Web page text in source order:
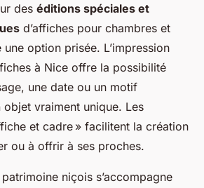
des éditions spéciales et
d’affiches pour chambres et
option prisée. L’impression
à Nice offre la possibilité
une date ou un motif
vraiment unique. Les
et cadre » facilitent la création
ou à offrir à ses proches.
niçois s’accompagne